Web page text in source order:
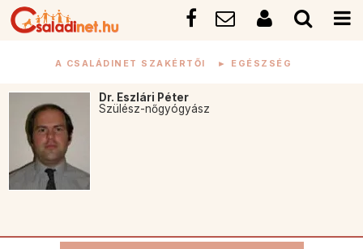
A CSALÁDINET SZAKÉRTŐI ► EGÉSZSÉG
Dr. Eszlári Péter
Szülész-nőgyógyász